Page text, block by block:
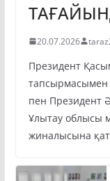
20.07.2026
Президент
тапсырмасымен
пен Президент
Ұлытау облысы
жиналысына